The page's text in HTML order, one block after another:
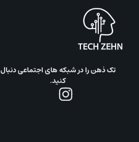
تک ذهن را در شبکه های اجتماعی دنبال
کنید.